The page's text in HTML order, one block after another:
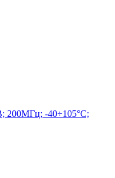
200МГц; -40÷105°C;